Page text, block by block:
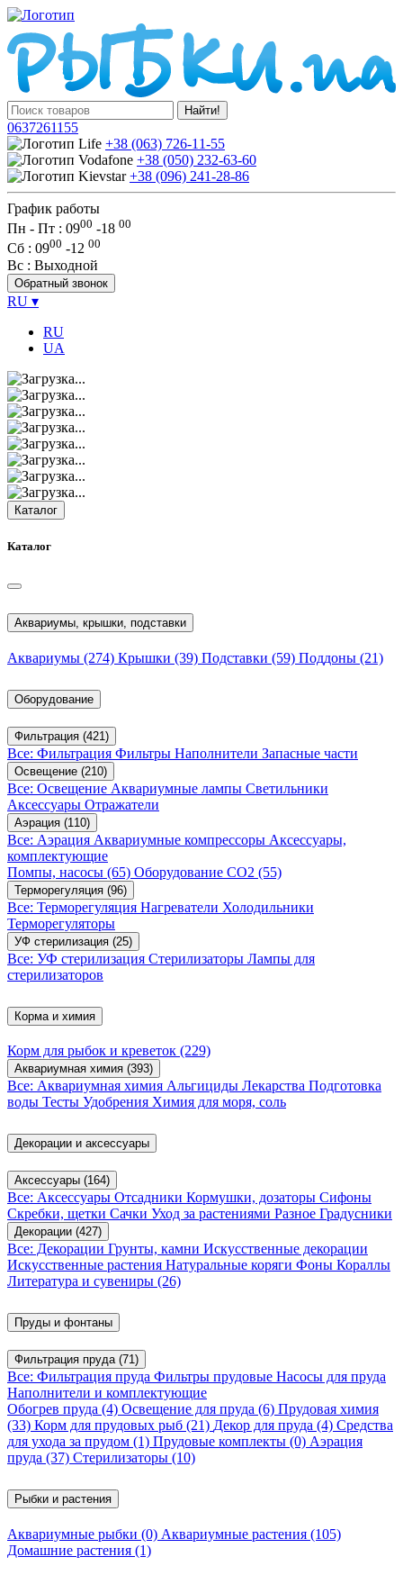
Найти!
0637261155
+38 (063) 726-11-55
+38 (050) 232-63-60
+38 (096) 241-28-86
График работы
Пн - Пт : 0900 -18 00
Сб : 0900 -12 00
Вс : Выходной
Обратный звонок
RU ▾
RU
UA
Каталог
Каталог
Аквариумы, крышки, подставки
Аквариумы (274) Крышки (39) Подставки (59) Поддоны (21)
Оборудование
Фильтрация (421)
Все: Фильтрация Фильтры Наполнители Запасные части
Освещение (210)
Все: Освещение Аквариумные лампы Светильники
Аксессуары Отражатели
Аэрация (110)
Все: Аэрация Аквариумные компрессоры Аксессуары,
комплектующие
Помпы, насосы (65) Оборудование CO2 (55)
Терморегуляция (96)
Все: Терморегуляция Нагреватели Холодильники
Терморегуляторы
УФ стерилизация (25)
Все: УФ стерилизация Стерилизаторы Лампы для
стерилизаторов
Корма и химия
Корм для рыбок и креветок (229)
Аквариумная химия (393)
Все: Аквариумная химия Альгициды Лекарства Подготовка
воды Тесты Удобрения Химия для моря, соль
Декорации и аксессуары
Аксессуары (164)
Все: Аксессуары Отсадники Кормушки, дозаторы Сифоны
Скребки, щетки Сачки Уход за растениями Разное Градусники
Декорации (427)
Все: Декорации Грунты, камни Искусственные декорации
Искусственные растения Натуральные коряги Фоны Кораллы
Литература и сувениры (26)
Пруды и фонтаны
Фильтрация пруда (71)
Все: Фильтрация пруда Фильтры прудовые Насосы для пруда
Наполнители и комплектующие
Обогрев пруда (4) Освещение для пруда (6) Прудовая химия
(33) Корм для прудовых рыб (21) Декор для пруда (4) Средства
для ухода за прудом (1) Прудовые комплекты (0) Аэрация
пруда (37) Стерилизаторы (10)
Рыбки и растения
Аквариумные рыбки (0) Аквариумные растения (105)
Домашние растения (1)